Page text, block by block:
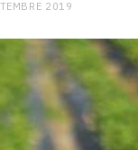
2019